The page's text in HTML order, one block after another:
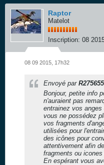
Raptor
Matelot
Inscription: 08
08 09 2015, 17h32
Envoyé par
Bonjour, petite info
n'auraient pas
entrainez vos
vous ne possédez
vos fragments
utilisées pour
des icônes pour
attentivement afin
fragments ou icones
En espérant vous